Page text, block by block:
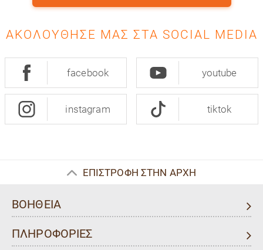
ΑΚΟΛΟΎΘΗΣΈ ΜΑΣ ΣΤΑ SOCIAL MEDIA
facebook youtube
instagram tiktok
ΕΠΙΣΤΡΟΦΗ ΣΤΗΝ ΑΡΧΗ
ΒΟΗΘΕΙΑ
ΠΛΗΡΟΦΟΡΙΕΣ